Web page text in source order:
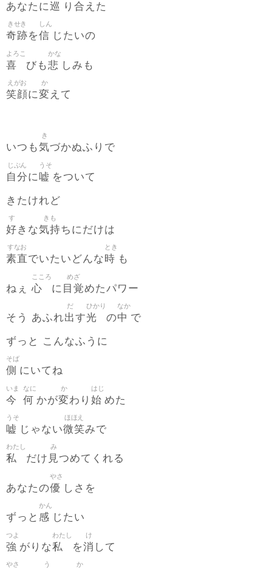
あなたに巡 り 合 えた
奇跡
きせき
を信
しん
じたいの
喜
よろこ
びも悲
かな
しみも
笑顔
えがお
に変
か
えて
いつも気
き
づかぬふりで
自分
じぶん
に嘘
うそ
をついて
きたけれど
好
す
きな気持
きも
ちにだけは
素直
すなお
でいたいどんな時
とき
も
ねぇ 心
こころ
に 目覚
めざ
めたパワー
そう あふれ出
だ
す光
ひかり
の中
なか
で
ずっと こんなふうに
側
そば
にいてね
今
いま
何
なに
かが変
か
わり 始
はじ
めた
嘘
うそ
じゃない微笑
ほほえ
みで
私
わたし
だけ 見
み
つめてくれる
あなたの優
やさ
しさを
ずっと 感
かん
じたい
強
つよ
がりな私
わたし
を消
け
して
やさ う か